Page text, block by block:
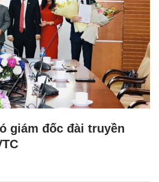
giám đốc đài truyền